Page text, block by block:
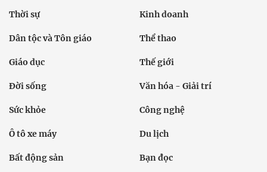
Thời sự Kinh doanh
Dân tộc và Tôn giáo Thể thao
Giáo dục Thế giới
Đời sống Văn hóa - Giải trí
Sức khỏe Công nghệ
Ô tô xe máy Du lịch
Bất động sản Bạn đọc